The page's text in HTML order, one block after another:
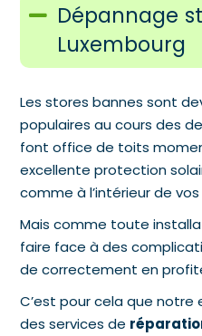
Dépannage
Luxembourg
Les stores bannes sont
populaires au cours des
font office de toits
excellente protection
comme à l’intérieur de
Mais comme toute
faire face à des
de correctement en
C’est pour cela que
des services de